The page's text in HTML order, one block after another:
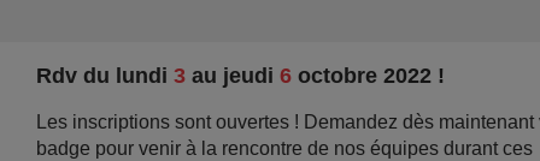
Rdv du lundi 3 au jeudi 6 octobre 2022 !
Les inscriptions sont ouvertes ! Demandez dès maintenant
badge pour venir à la rencontre de nos équipes durant ces